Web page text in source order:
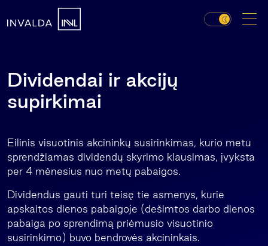
Dividendai ir akcijų
supirkimai
Eilinis visuotinis akcininkų susirinkimas, kurio metu
sprendžiamas dividendų skyrimo klausimas, įvyksta
per 4 mėnesius nuo metų pabaigos.
Dividendus gauti turi teisę tie asmenys, kurie
apskaitos dienos pabaigoje (dešimtos darbo dienos
pabaiga po sprendimą priėmusio visuotinio
susirinkimo) buvo bendrovės akcininkais.